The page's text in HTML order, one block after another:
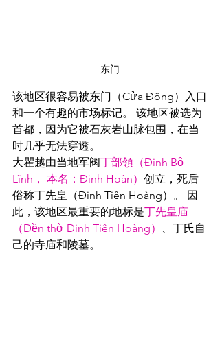
东门
该地区很容易被东门（Cửa Đông）入口
和一个有趣的市场标记。 该地区被选为
首都，因为它被石灰岩山脉包围，在当
时几乎无法穿透。
大瞿越由当地军阀丁部領（Đinh Bộ
Lĩnh， 本名：Đinh Hoàn） 创立，死后
俗称丁先皇（Đinh Tiên Hoàng）。 因
此，该地区最重要的地标是丁先皇庙
（Đền thờ Đinh Tiên Hoàng）
、丁氏自
己的寺庙和陵墓。